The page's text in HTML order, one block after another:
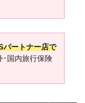
パートナー店で
･国内旅行保険